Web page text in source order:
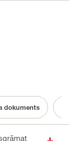
dokuments